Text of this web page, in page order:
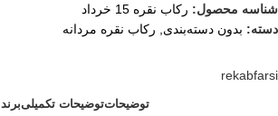
شناسه محصول: رکاب نقره 15 خرداد
دسته: بدون دسته‌بندی, رکاب نقره مردانه
rekabfarsi
توضیحاتتوضیحات تکمیلیبرند